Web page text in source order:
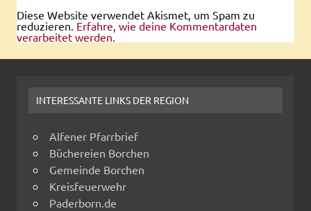
Diese Website verwendet Akismet, um Spam zu
reduzieren. Erfahre, wie deine Kommentardaten
verarbeitet werden.
INTERESSANTE LINKS DER REGION
Alfener Pfarrbrief
Büchereien Borchen
Gemeinde Borchen
Kreisfeuerwehr
Paderborn.de